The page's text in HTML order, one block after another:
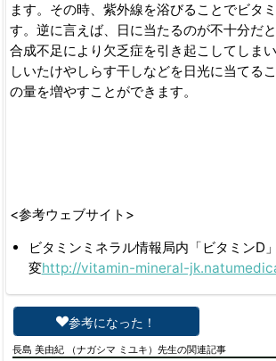
ます。その時、紫外線を浴びることでビタ
す。逆に言えば、日に当たるのが不十分だ
合成不足により欠乏症を引き起こしてしま
しいたけやしらす干しなどを日光に当てる
の量を増やすことができます。
<参考ウェブサイト>
ビタミンミネラル情報局内「ビタミンD
変http://vitamin-mineral-
参考になった！
長島 美由紀 （ナガシマ ミユキ）先生の関連記事